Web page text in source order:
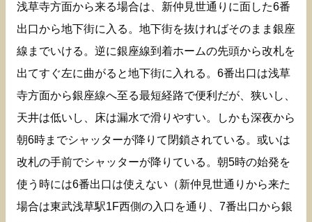
浅草寺方面から来る場合は、新仲見世通りに面した6番
出口から地下街に入る。地下街を抜ければそのまま銀座
線までいける。逆に銀座線到着ホームの先頭から改札を
出てすぐ左に曲がると地下街に入れる。6番出口は浅草
寺方面から銀座線へ至る最短経路で便利だが、狭いし、
天井は低いし、床は漏水で滑りやすい。しかも深夜から
朝6時までシャッターが降りて閉鎖されている。或いは
改札の手前でシャッターが降りている。朝5時の始発を
使う時には6番出口は使えない（新仲見世通りから来た
場合は東武浅草駅1F西側の入口を通り、7番出口から銀